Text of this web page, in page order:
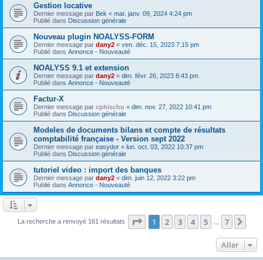
Gestion locative
Dernier message par Bek « mar. janv. 09, 2024 4:24 pm
Publié dans Discussion générale
Nouveau plugin NOALYSS-FORM
Dernier message par dany2 « ven. déc. 15, 2023 7:15 pm
Publié dans Annonce - Nouveauté
NOALYSS 9.1 et extension
Dernier message par dany2 « dim. févr. 26, 2023 8:43 pm
Publié dans Annonce - Nouveauté
Factur-X
Dernier message par cphischu « dim. nov. 27, 2022 10:41 pm
Publié dans Discussion générale
Modeles de documents bilans et compte de résultats
comptabilité française - Version sept 2022
Dernier message par easydor « lun. oct. 03, 2022 10:37 pm
Publié dans Discussion générale
tutoriel video : import des banques
Dernier message par dany2 « dim. juin 12, 2022 3:22 pm
Publié dans Annonce - Nouveauté
La recherche a renvoyé 161 résultats Page 1sur7
1 2 3 4 5 7
Aller